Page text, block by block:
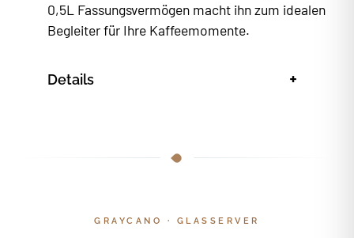
0,5L Fassungsvermögen macht ihn zum idealen
Begleiter für Ihre Kaffeemomente.
Details +
GRAYCANO · GLASSERVER